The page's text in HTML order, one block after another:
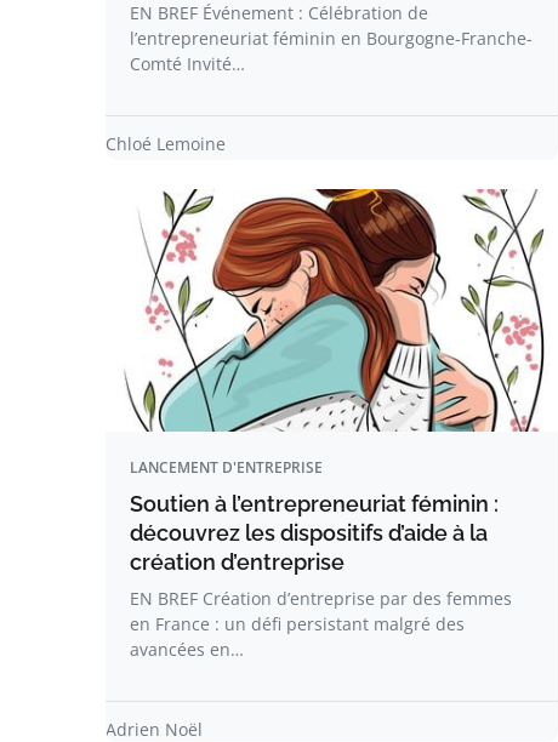
EN BREF Événement : Célébration de
l’entrepreneuriat féminin en Bourgogne-Franche-
Comté Invité…
Chloé Lemoine
LANCEMENT D'ENTREPRISE
Soutien à l’entrepreneuriat féminin :
découvrez les dispositifs d’aide à la
création d’entreprise
EN BREF Création d’entreprise par des femmes
en France : un défi persistant malgré des
avancées en…
Adrien Noël